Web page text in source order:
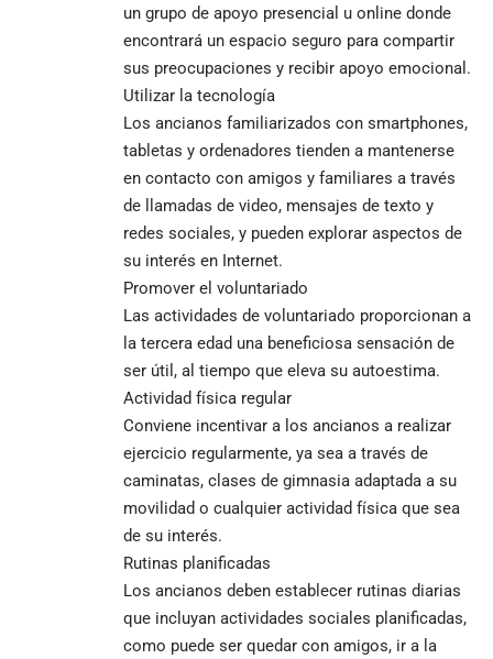
un grupo de apoyo presencial u online donde
encontrará un espacio seguro para compartir
sus preocupaciones y recibir apoyo emocional.
Utilizar la tecnología
Los ancianos familiarizados con smartphones,
tabletas y ordenadores tienden a mantenerse
en contacto con amigos y familiares a través
de llamadas de video, mensajes de texto y
redes sociales, y pueden explorar aspectos de
su interés en Internet.
Promover el voluntariado
Las actividades de voluntariado proporcionan a
la tercera edad una beneficiosa sensación de
ser útil, al tiempo que eleva su autoestima.
Actividad física regular
Conviene incentivar a los ancianos a realizar
ejercicio regularmente, ya sea a través de
caminatas, clases de gimnasia adaptada a su
movilidad o cualquier actividad física que sea
de su interés.
Rutinas planificadas
Los ancianos deben establecer rutinas diarias
que incluyan actividades sociales planificadas,
como puede ser quedar con amigos, ir a la